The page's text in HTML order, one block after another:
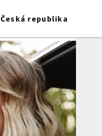
Česká republika